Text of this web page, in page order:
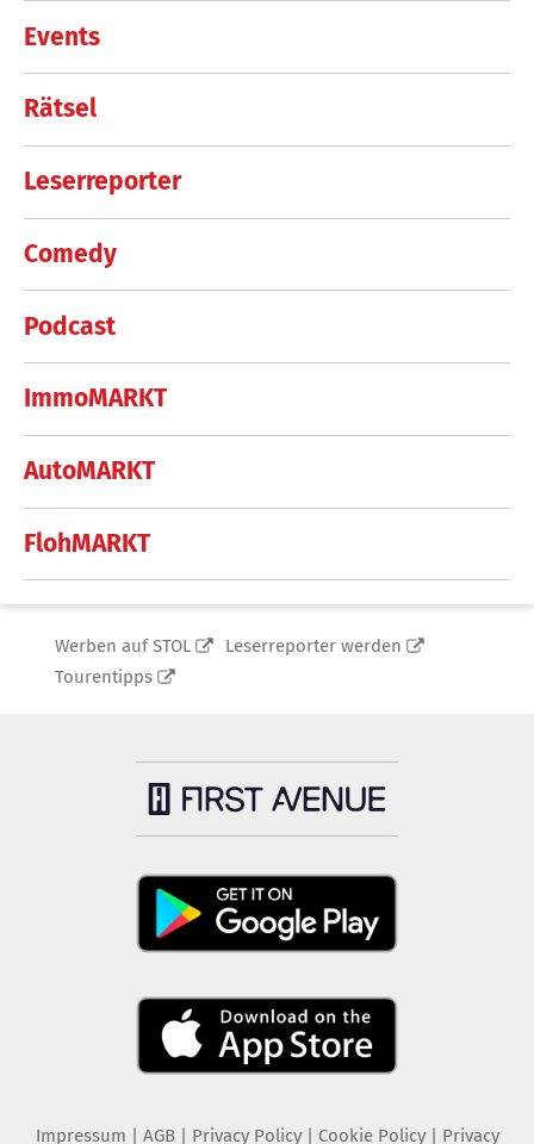
Events
Rätsel
Leserreporter
Comedy
Podcast
ImmoMARKT
AutoMARKT
FlohMARKT
Werben auf STOL
Leserreporter werden
Tourentipps
Impressum AGB Privacy Policy| Cookie Policy| Privacy